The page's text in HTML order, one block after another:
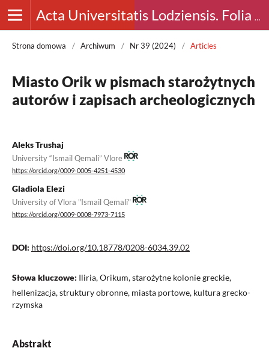
Acta Universitatis Lodziensis. Folia Archaeologica
Strona domowa / Archiwum / Nr 39 (2024) / Articles
Miasto Orik w pismach starożytnych
autorów i zapisach archeologicznych
Aleks Trushaj
University “Ismail Qemali” Vlore
https://orcid.org/0009-0005-4251-4530
Gladiola Elezi
University of Vlora "Ismail Qemali"
https://orcid.org/0009-0008-7973-7115
DOI: https://doi.org/10.18778/0208-6034.39.02
Słowa kluczowe: Iliria, Orikum, starożytne kolonie greckie,
hellenizacja, struktury obronne, miasta portowe, kultura grecko-
rzymska
Abstrakt